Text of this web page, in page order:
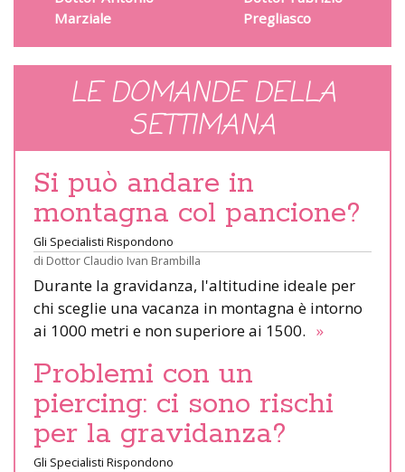
Marziale
Pregliasco
LE DOMANDE DELLA
SETTIMANA
Si può andare in
montagna col pancione?
Gli Specialisti Rispondono
di Dottor Claudio Ivan Brambilla
Durante la gravidanza, l'altitudine ideale per
chi sceglie una vacanza in montagna è intorno
ai 1000 metri e non superiore ai 1500. »
Problemi con un
piercing: ci sono rischi
per la gravidanza?
Gli Specialisti Rispondono